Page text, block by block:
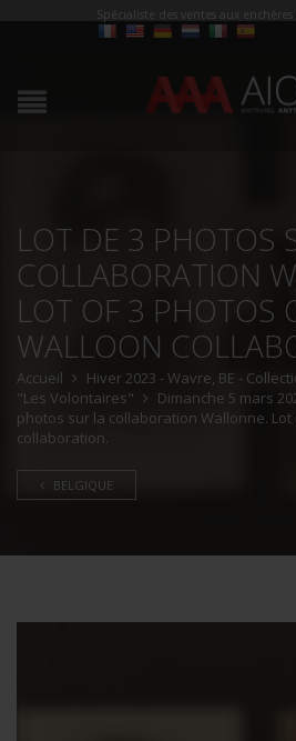
Spécialiste des ventes aux
LOT DE 3 PHOTOS
COLLABORATION
LOT OF 3 PHOTOS
WALLOON
Accueil
Hiver 2023 - Wavre, BE -
"Les Volontaires"
Dimanche 5 mars
photos sur la collaboration Wallonne.
collaboration.
BELGIQUE